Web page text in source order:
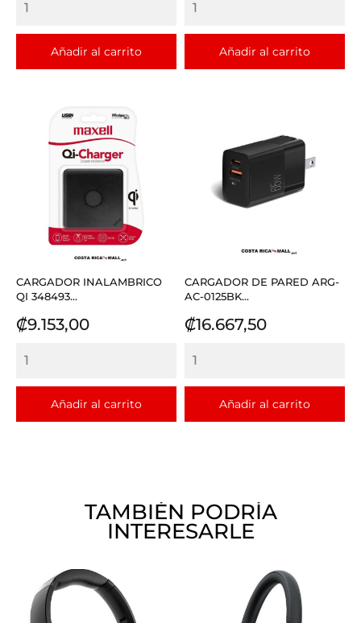
Añadir al carrito Añadir al carrito
CARGADOR INALAMBRICO
QI 348493...
Precio
₡9.153,00
Añadir al carrito
CARGADOR DE PARED ARG-
AC-0125BK...
Precio
₡16.667,50
Añadir al carrito
TAMBIÉN PODRÍA
INTERESARLE